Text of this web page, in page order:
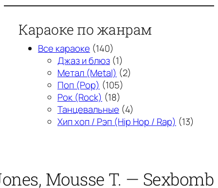
Караоке по жанрам
Все караоке (140)
Джаз и блюз (1)
Метал (Metal) (2)
Поп (Pop) (105)
Рок (Rock) (18)
Танцевальные (4)
Хип хоп / Рэп (Hip Hop / Rap) (13)
Mousse T. — Sexbomb